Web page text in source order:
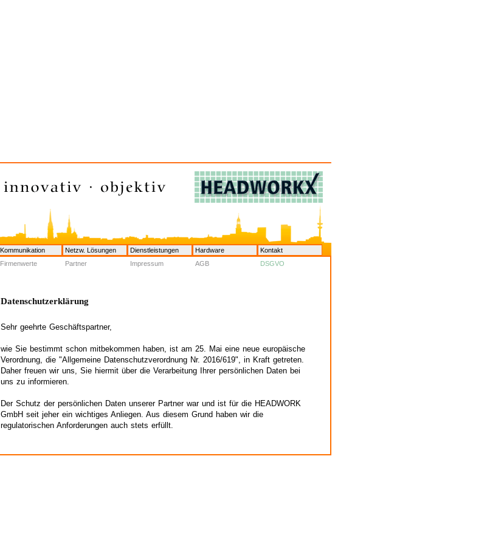
Firmenwerte Partner Impressum AGB DSGVO
Kommunikation Netzw. Lösungen Dienstleistungen Hardware Kontakt
Datenschutzerklärung
Sehr geehrte Geschäftspartner,
wie Sie bestimmt schon mitbekommen haben, ist am 25. Mai eine neue europäische
Verordnung, die "Allgemeine Datenschutzverordnung Nr. 2016/619", in Kraft getreten.
Daher freuen wir uns, Sie hiermit über die Verarbeitung Ihrer persönlichen Daten bei
uns zu informieren.
Der Schutz der persönlichen Daten unserer Partner war und ist für die HEADWORK
GmbH seit jeher ein wichtiges Anliegen. Aus diesem Grund haben wir die
regulatorischen Anforderungen auch stets erfüllt.
Personen in Ihrem Unternehmen. Diese Sammlung erfolgt stets unter Einhaltung der